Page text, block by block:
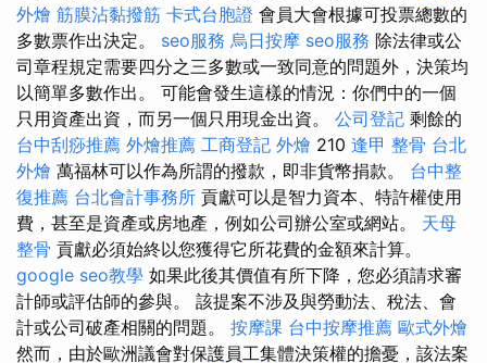
外燴 筋膜沾黏撥筋 卡式台胞證 會員大會根據可投票總數的
多數票作出決定。 seo服務 烏日按摩 seo服務 除法律或公
司章程規定需要四分之三多數或一致同意的問題外，決策均
以簡單多數作出。 可能會發生這樣的情況：你們中的一個
只用資產出資，而另一個只用現金出資。 公司登記 剩餘的
台中刮痧推薦 外燴推薦 工商登記 外燴 210 逢甲 整骨 台北
外燴 萬福林可以作為所謂的撥款，即非貨幣捐款。 台中整
復推薦 台北會計事務所 貢獻可以是智力資本、特許權使用
費，甚至是資產或房地產，例如公司辦公室或網站。 天母
整骨 貢獻必須始終以您獲得它所花費的金額來計算。
google seo教學 如果此後其價值有所下降，您必須請求審
計師或評估師的參與。 該提案不涉及與勞動法、稅法、會
計或公司破產相關的問題。 按摩課 台中按摩推薦 歐式外燴
然而，由於歐洲議會對保護員工集體決策權的擔憂，該法案